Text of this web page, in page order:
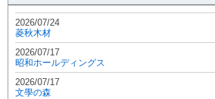
2026/07/24
菱秋木材
2026/07/17
昭和ホールディングス
2026/07/17
文學の森